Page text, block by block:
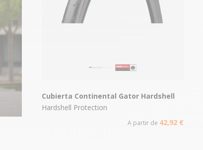
Cubierta Continental Gator Hardshell
Hardshell Protection
A partir de 42,92 €